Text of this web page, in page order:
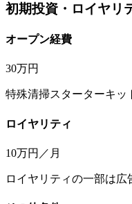
初期投資・ロイヤリ
オープン経費
30万円
特殊清掃スターターキッ
ロイヤリティ
10万円／月
ロイヤリティの一部は広